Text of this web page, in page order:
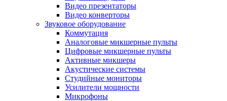
Видео презентаторы
Видео конверторы
Звуковое оборудование
Коммутация
Аналоговые микшерные пульты
Цифровые микшерные пульты
Активные микшеры
Акустические системы
Студийные мониторы
Усилители мощности
Микрофоны